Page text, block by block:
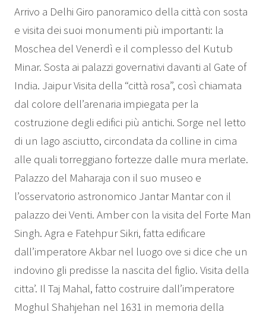
Arrivo a Delhi Giro panoramico della città con sosta
e visita dei suoi monumenti più importanti: la
Moschea del Venerdì e il complesso del Kutub
Minar. Sosta ai palazzi governativi davanti al Gate of
India. Jaipur Visita della “città rosa”, così chiamata
dal colore dell’arenaria impiegata per la
costruzione degli edifici più antichi. Sorge nel letto
di un lago asciutto, circondata da colline in cima
alle quali torreggiano fortezze dalle mura merlate.
Palazzo del Maharaja con il suo museo e
l’osservatorio astronomico Jantar Mantar con il
palazzo dei Venti. Amber con la visita del Forte Man
Singh. Agra e Fatehpur Sikri, fatta edificare
dall’imperatore Akbar nel luogo ove si dice che un
indovino gli predisse la nascita del figlio. Visita della
citta’. Il Taj Mahal, fatto costruire dall’imperatore
Moghul Shahjehan nel 1631 in memoria della